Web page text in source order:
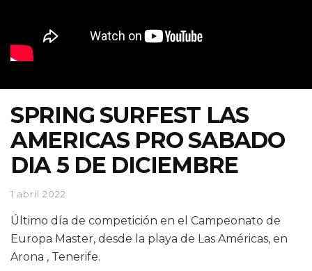
SPRING SURFEST LAS
AMERICAS PRO SABADO
DIA 5 DE DICIEMBRE
1 abril 2022
Último día de competición en el Campeonato de
Europa Master, desde la playa de Las Américas, en
Arona , Tenerife.